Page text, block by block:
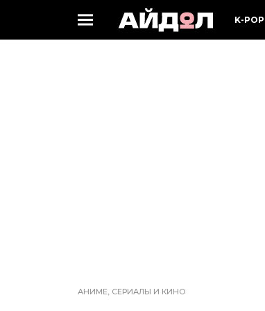
K-POP
АНИМЕ, СЕРИАЛЫ И КИНО